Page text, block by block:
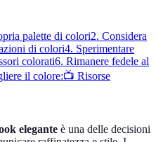
palette di colori2. Considera
di colori4. Sperimentare
colorati6. Rimanere fedele al
il colore:📺 Risorse
elegante è una delle decisioni